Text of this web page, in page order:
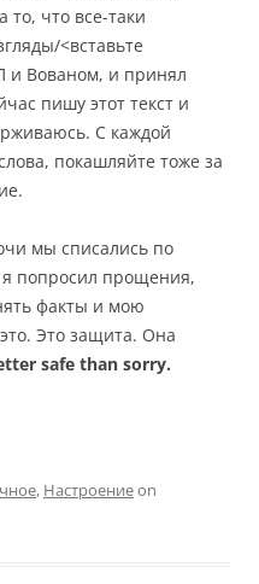
то, что все-таки
<вставьте
и Вованом, и принял
пишу этот текст и
С каждой
покашляйте тоже за
мы списались по
попросил прощения,
факты и мою
Это защита. Она
safe than sorry.
, Настроениеon